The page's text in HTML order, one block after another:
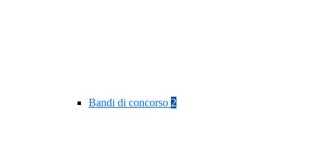
Bandi di concorso 2